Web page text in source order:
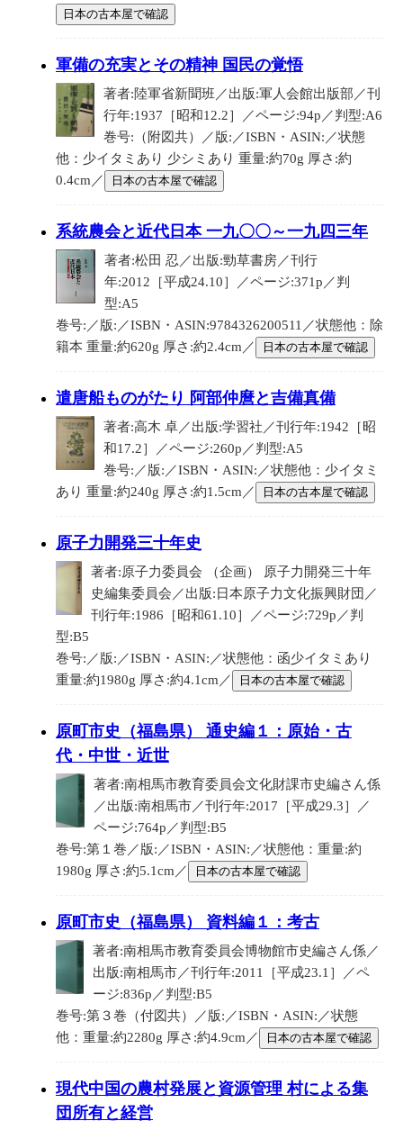
日本の古本屋で確認
軍備の充実とその精神 国民の覚悟
著者:陸軍省新聞班／出版:軍人会館出版部／刊
行年:1937［昭和12.2］／ページ:94p／判型:A6
巻号:（附図共）／版:／ISBN・ASIN:／状態
他：少イタミあり 少シミあり 重量:約70g 厚さ:約
0.4cm／
日本の古本屋で確認
系統農会と近代日本 一九〇〇～一九四三年
著者:松田 忍／出版:勁草書房／刊行
年:2012［平成24.10］／ページ:371p／判
型:A5
巻号:／版:／ISBN・ASIN:9784326200511／状態他：除
籍本 重量:約620g 厚さ:約2.4cm／
日本の古本屋で確認
遣唐船ものがたり 阿部仲麿と吉備真備
著者:高木 卓／出版:学習社／刊行年:1942［昭
和17.2］／ページ:260p／判型:A5
巻号:／版:／ISBN・ASIN:／状態他：少イタミ
あり 重量:約240g 厚さ:約1.5cm／
日本の古本屋で確認
原子力開発三十年史
著者:原子力委員会 （企画） 原子力開発三十年
史編集委員会／出版:日本原子力文化振興財団／
刊行年:1986［昭和61.10］／ページ:729p／判
型:B5
巻号:／版:／ISBN・ASIN:／状態他：函少イタミあり
重量:約1980g 厚さ:約4.1cm／
日本の古本屋で確認
原町市史（福島県） 通史編１：原始・古
代・中世・近世
著者:南相馬市教育委員会文化財課市史編さん係
／出版:南相馬市／刊行年:2017［平成29.3］／
ページ:764p／判型:B5
巻号:第１巻／版:／ISBN・ASIN:／状態他：重量:約
1980g 厚さ:約5.1cm／
日本の古本屋で確認
原町市史（福島県） 資料編１：考古
著者:南相馬市教育委員会博物館市史編さん係／
出版:南相馬市／刊行年:2011［平成23.1］／ペ
ージ:836p／判型:B5
巻号:第３巻（付図共）／版:／ISBN・ASIN:／状態
他：重量:約2280g 厚さ:約4.9cm／
日本の古本屋で確認
現代中国の農村発展と資源管理 村による集
団所有と経営